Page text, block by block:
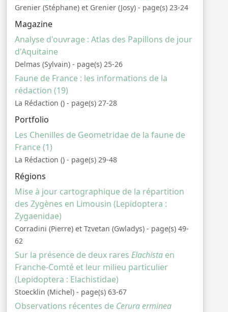
Grenier (Stéphane) et Grenier (Josy) - page(s) 23-24
Magazine
Analyse d'ouvrage : Atlas des Papillons de jour
d'Aquitaine
Delmas (Sylvain) - page(s) 25-26
Faune de France : les informations de la
rédaction (19)
La Rédaction () - page(s) 27-28
Portfolio
Les Chenilles de Geometridae de la faune de
France (1)
La Rédaction () - page(s) 29-48
Régions
Mise à jour cartographique de la répartition
des Zygènes en Limousin (Lepidoptera :
Zygaenidae)
Corradini (Pierre) et Tzvetan (Gwladys) - page(s) 49-
62
Sur la présence de deux rares Elachista en
Franche-Comté et leur milieu particulier
(Lepidoptera : Elachistidae)
Stoecklin (Michel) - page(s) 63-67
Observations récentes de Cerura erminea